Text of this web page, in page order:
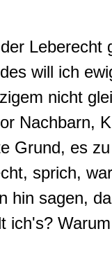
Leberecht
will ich
nicht
Nachbarn,
Grund, es
sprich,
hin sagen,
ich's?